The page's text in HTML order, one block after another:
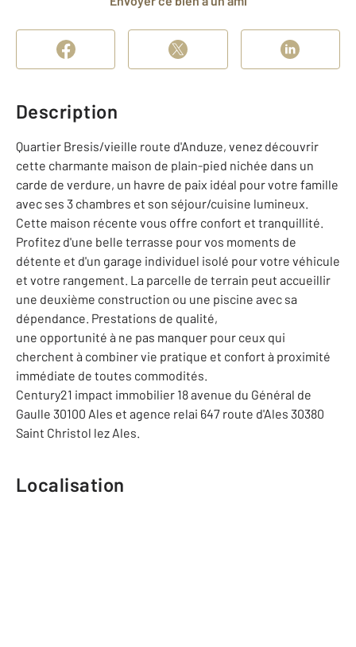
Description
Quartier Bresis/vieille route d'Anduze, venez découvrir
cette charmante maison de plain-pied nichée dans un
carde de verdure, un havre de paix idéal pour votre famille
avec ses 3 chambres et son séjour/cuisine lumineux.
Cette maison récente vous offre confort et tranquillité.
Profitez d'une belle terrasse pour vos moments de
détente et d'un garage individuel isolé pour votre véhicule
et votre rangement. La parcelle de terrain peut accueillir
une deuxième construction ou une piscine avec sa
dépendance. Prestations de qualité,
une opportunité à ne pas manquer pour ceux qui
cherchent à combiner vie pratique et confort à proximité
immédiate de toutes commodités.
Century21 impact immobilier 18 avenue du Général de
Gaulle 30100 Ales et agence relai 647 route d'Ales 30380
Saint Christol lez Ales.
Localisation